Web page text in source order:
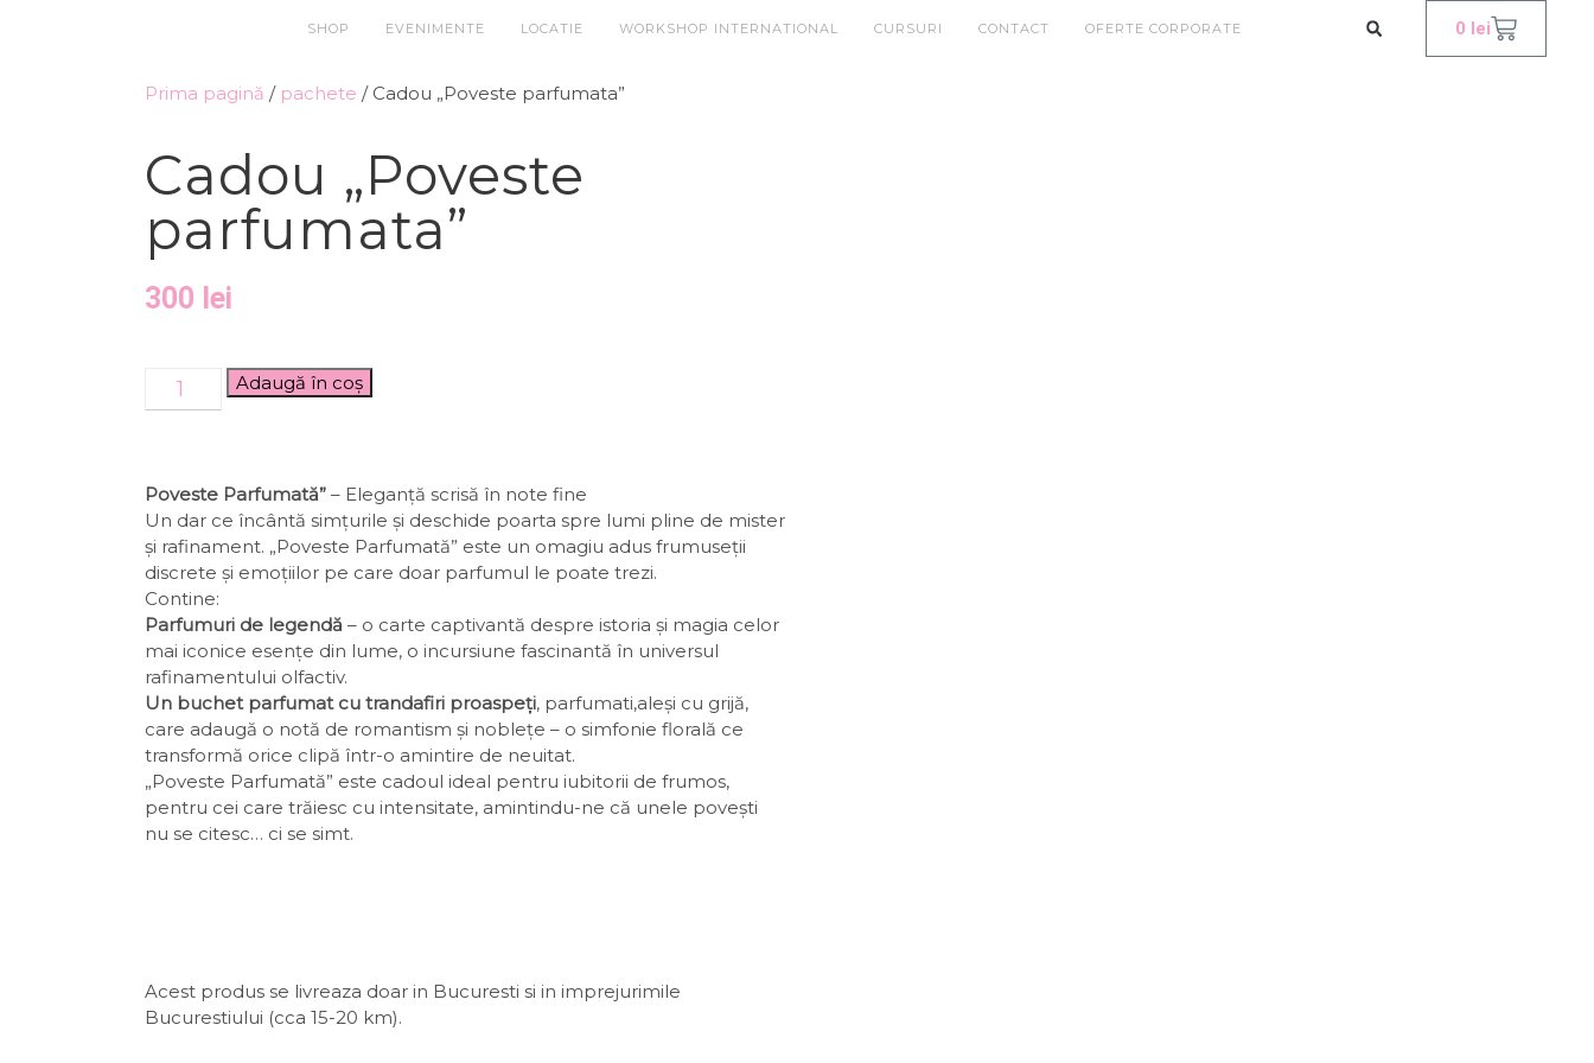
SHOP EVENIMENTE LOCATIE WORKSHOP INTERNATIONAL CURSURI CONTACT OFERTE CORPORATE 0 lei
Prima pagină / pachete / Cadou „Poveste parfumata”
Cadou „Poveste
parfumata”
300 lei
Adaugă în coș
Poveste Parfumată” – Eleganță scrisă în note fine
Un dar ce încântă simțurile și deschide poarta spre lumi pline de mister
și rafinament. „Poveste Parfumată” este un omagiu adus frumuseții
discrete și emoțiilor pe care doar parfumul le poate trezi.
Contine:
Parfumuri de legendă – o carte captivantă despre istoria și magia celor
mai iconice esențe din lume, o incursiune fascinantă în universul
rafinamentului olfactiv.
Un buchet parfumat cu trandafiri proaspeți, parfumati,aleși cu grijă,
care adaugă o notă de romantism și noblețe – o simfonie florală ce
transformă orice clipă într-o amintire de neuitat.
„Poveste Parfumată” este cadoul ideal pentru iubitorii de frumos,
pentru cei care trăiesc cu intensitate, amintindu-ne că unele povești
nu se citesc… ci se simt.
Acest produs se livreaza doar in Bucuresti si in imprejurimile
Bucurestiului (cca 15-20 km).